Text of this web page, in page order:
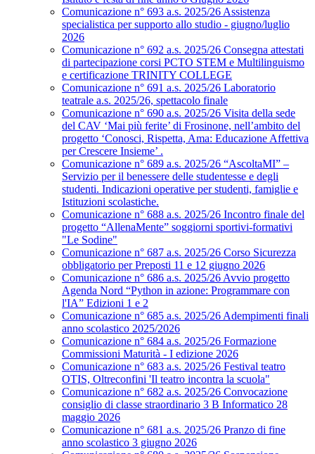
Comunicazione n° 693 a.s. 2025/26 Assistenza
specialistica per supporto allo studio - giugno/luglio
2026
Comunicazione n° 692 a.s. 2025/26 Consegna attestati
di partecipazione corsi PCTO STEM e Multilinguismo
e certificazione TRINITY COLLEGE
Comunicazione n° 691 a.s. 2025/26 Laboratorio
teatrale a.s. 2025/26, spettacolo finale
Comunicazione n° 690 a.s. 2025/26 Visita della sede
del CAV ‘Mai più ferite’ di Frosinone, nell’ambito del
progetto ‘Conosci, Rispetta, Ama: Educazione Affettiva
per Crescere Insieme’ .
Comunicazione n° 689 a.s. 2025/26 “AscoltaMI” –
Servizio per il benessere delle studentesse e degli
studenti. Indicazioni operative per studenti, famiglie e
Istituzioni scolastiche.
Comunicazione n° 688 a.s. 2025/26 Incontro finale del
progetto “AllenaMente” soggiorni sportivi‑formativi
"Le Sodine"
Comunicazione n° 687 a.s. 2025/26 Corso Sicurezza
obbligatorio per Preposti 11 e 12 giugno 2026
Comunicazione n° 686 a.s. 2025/26 Avvio progetto
Agenda Nord “Python in azione: Programmare con
l'IA” Edizioni 1 e 2
Comunicazione n° 685 a.s. 2025/26 Adempimenti finali
anno scolastico 2025/2026
Comunicazione n° 684 a.s. 2025/26 Formazione
Commissioni Maturità - I edizione 2026
Comunicazione n° 683 a.s. 2025/26 Festival teatro
OTIS, Oltreconfini 'Il teatro incontra la scuola"
Comunicazione n° 682 a.s. 2025/26 Convocazione
consiglio di classe straordinario 3 B Informatico 28
maggio 2026
Comunicazione n° 681 a.s. 2025/26 Pranzo di fine
anno scolastico 3 giugno 2026